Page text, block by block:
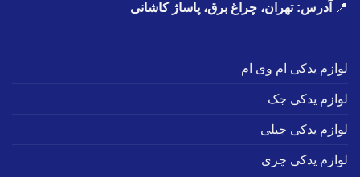
📍
آدرس: تهران، چراغ برق، پاساژ کاشانی
لوازم یدکی ام وی ام
لوازم یدکی جک
لوازم یدکی جیلی
لوازم یدکی چری